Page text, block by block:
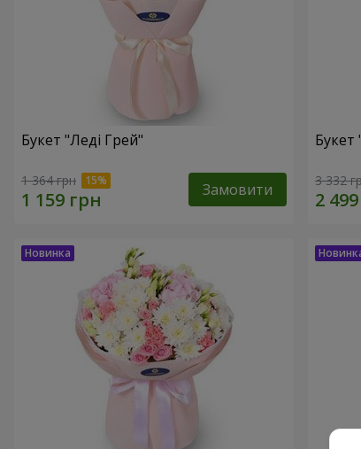
Букет "Леді Грей"
1 364 грн Замовити
Букет
3 332